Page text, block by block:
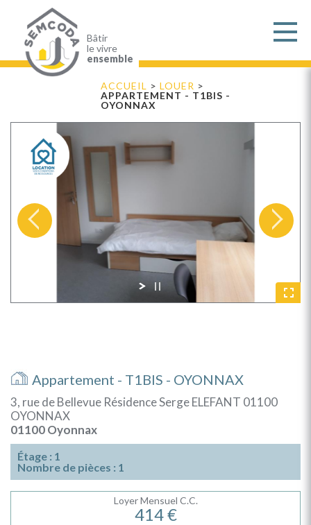
contenu
principal
Bâtir
le vivre
ensemble
ACCUEIL > LOUER >
APPARTEMENT - T1BIS -
OYONNAX
Appartement - T1BIS - OYONNAX
3, rue de Bellevue Résidence Serge ELEFANT 01100
OYONNAX
01100 Oyonnax
Étage : 1
Nombre de pièces : 1
Loyer Mensuel C.C.
414 €